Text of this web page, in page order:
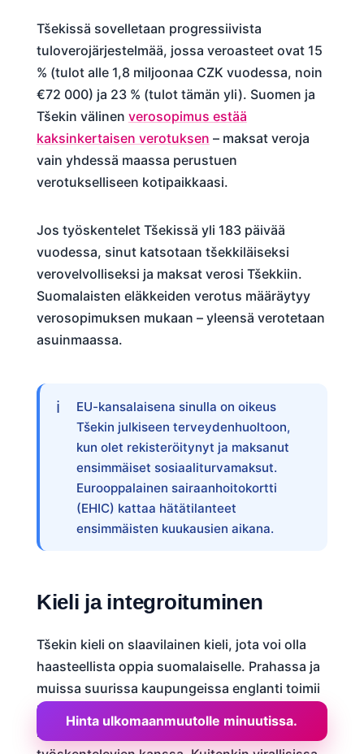
Tšekissä sovelletaan progressiivista
tuloverojärjestelmää, jossa veroasteet ovat 15
% (tulot alle 1,8 miljoonaa CZK vuodessa, noin
€72 000) ja 23 % (tulot tämän yli). Suomen ja
Tšekin välinen verosopimus estää
kaksinkertaisen verotuksen – maksat veroja
vain yhdessä maassa perustuen
verotukselliseen kotipaikkaasi.
Jos työskentelet Tšekissä yli 183 päivää
vuodessa, sinut katsotaan tšekkiläiseksi
verovelvolliseksi ja maksat verosi Tšekkiin.
Suomalaisten eläkkeiden verotus määräytyy
verosopimuksen mukaan – yleensä verotetaan
asuinmaassa.
EU-kansalaisena sinulla on oikeus
Tšekin julkiseen terveydenhuoltoon,
kun olet rekisteröitynyt ja maksanut
ensimmäiset sosiaaliturvamaksut.
Eurooppalainen sairaanhoitokortti
(EHIC) kattaa hätätilanteet
ensimmäisten kuukausien aikana.
Kieli ja integroituminen
Tšekin kieli on slaavilainen kieli, jota voi olla
haasteellista oppia suomalaiselle. Prahassa ja
muissa suurissa kaupungeissa englanti toimii
hyvin päivittäisessä elämässä, erityisesti
nuorempien ikäpolvien ja palvelusektorilla
Hinta ulkomaanmuutolle minuutissa.